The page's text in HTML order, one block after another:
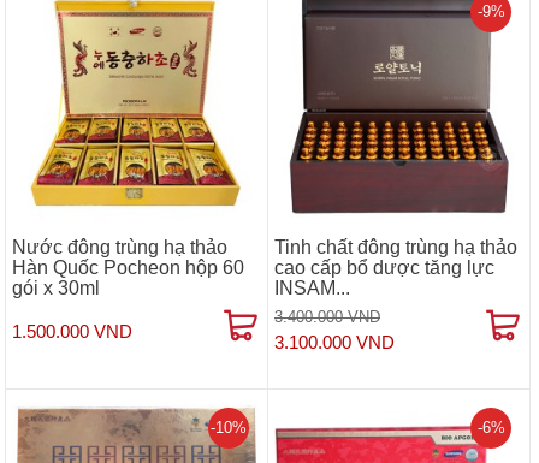
Nước đông trùng hạ thảo
Hàn Quốc Pocheon hộp 60
gói x 30ml
1.500.000 VND
Tinh chất đông trùng hạ thảo
cao cấp bổ dược tăng lực
INSAM...
3.400.000 VND
3.100.000 VND
-9%
-10% -6%